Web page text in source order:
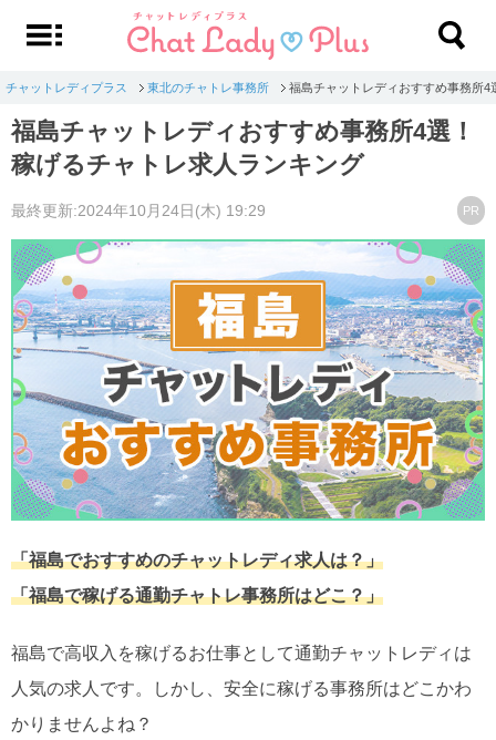
チャットレディプラス 東北のチャトレ事務所 福島チャットレディおすすめ事務所
福島チャットレディおすすめ事務所4選！
稼げるチャトレ求人ランキング
最終更新:2024年10月24日(木) 19:29 PR
「福島でおすすめのチャットレディ求人は？」
「福島で稼げる通勤チャトレ事務所はどこ？」
福島で高収入を稼げるお仕事として通勤チャットレディは
人気の求人です。しかし、安全に稼げる事務所はどこかわ
かりませんよね？